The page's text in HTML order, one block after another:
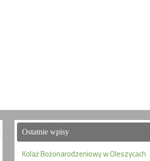
Ostatnie wpisy
Kolaż Bożonarodzeniowy w Oleszycach